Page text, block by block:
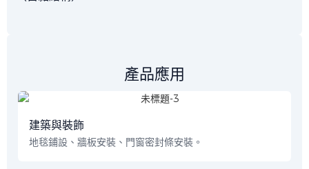
產品應用
建築與裝飾
地毯鋪設、牆板安裝、門窗密封條安裝。